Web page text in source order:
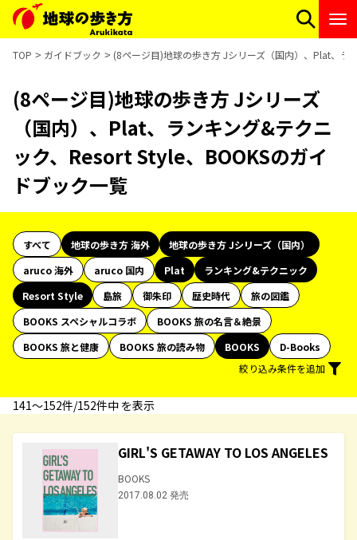
TOP ガイドブック (8ページ目)地球の歩き方 Jシリーズ（国内）、Plat、ラ
(8ページ目)地球の歩き方 Jシリーズ
（国内）、Plat、ランキング&テクニ
ック、Resort Style、BOOKSのガイ
ドブック一覧
すべて 地球の歩き方 海外
地球の歩き方 Jシリーズ（国内）
aruco 海外
aruco 国内 Plat
ランキング&テクニック
Resort Style
島旅 御朱印 歴史時代
旅の図鑑
BOOKS スペシャルコラボ
BOOKS 旅の名言＆絶景
BOOKS 旅と健康
BOOKS 旅の読み物 BOOKS
D-Books
絞り込み条件を追加
141〜152件/152件中 を表示
GIRL'S GETAWAY TO LOS ANGELES
BOOKS
2017.08.02 発売